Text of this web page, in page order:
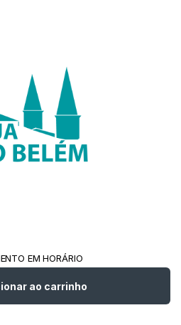
ao carrinho
EM HORÁRIO
98213-0561